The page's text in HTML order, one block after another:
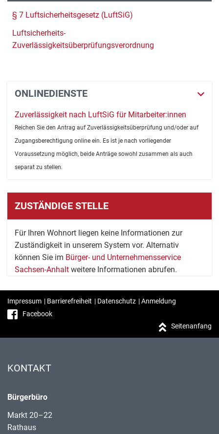
§ 7 Luftsicherheitsgesetz (LuftSiG)
Luftsicherheits-
Zuverlässigkeitsüberprüfungsverordnung
ONLINEDIENSTE
Zuverlässigkeit nach LuftSiG für Mitarbeiter:innen
Reichen Sie den Antrag auf Zuverlässigkeitsüberprüfung und/oder auf
Zugangsberechtigung online ein. Es ist je nach vorliegender
Voraussetzung möglich, beide Anträge sowohl zusammen als auch
separat zu stellen.
ZUSTÄNDIGE STELLE
Für Ihren Wohnort liegen keine Informationen zur
Zuständigkeit in unserem System vor. Alternativ
können Sie im Bürger- und Unternehmensservice
Sachsen-Anhalt weitere Informationen abrufen.
Impressum | Barrierefreiheit | Datenschutz |Anmeldung
Facebook
Seitenanfang
KONTAKT
Bürgerbüro
Markt 20–22
Rathaus